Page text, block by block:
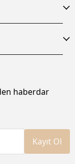
haberdar
Kayıt Ol